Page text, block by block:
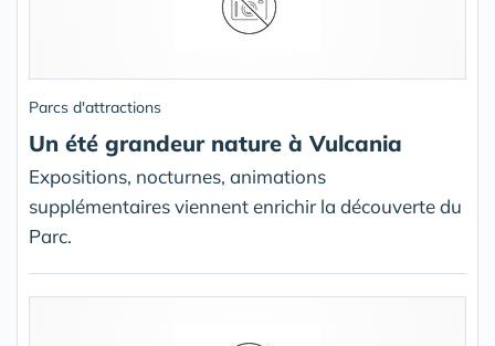
Parcs d'attractions
Un été grandeur nature à Vulcania
Expositions, nocturnes, animations
supplémentaires viennent enrichir la découverte du
Parc.